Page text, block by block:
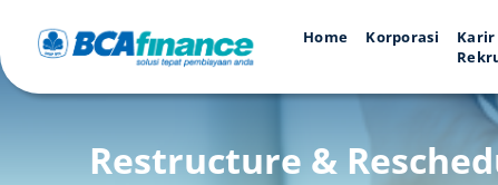
Home Korporasi
Karir
Restructure &